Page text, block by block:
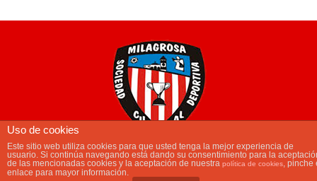
main_menu
Uso de cookies
Este sitio web utiliza cookies para que usted tenga la mejor experiencia de
usuario. Si continúa navegando está dando su consentimiento para la
de las mencionadas cookies y la aceptación de nuestra política de cookies, pinche
enlace para mayor información.